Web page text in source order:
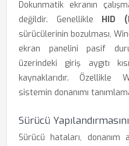
Dokunmatik ekranın
değildir. Genellikle HID
sürücülerinin bozulması,
ekran panelini pasif
üzerindeki giriş aygıtı
kaynaklarıdır. Özellikle
sistemin donanımı
Sürücü
Sürücü hataları, donanım